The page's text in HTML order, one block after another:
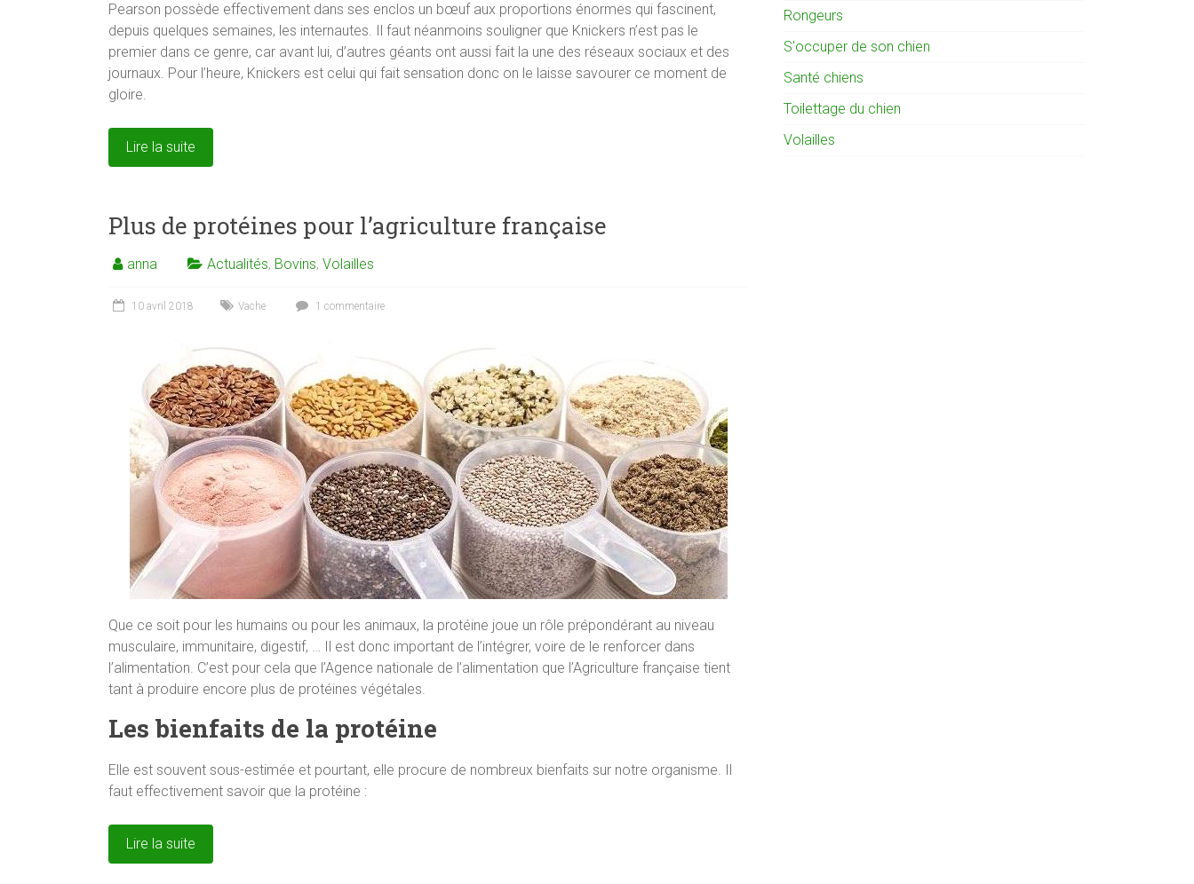
Pearson possède effectivement dans ses enclos un bœuf aux proportions énormes qui fascinent,
depuis quelques semaines, les internautes. Il faut néanmoins souligner que Knickers n’est pas le
premier dans ce genre, car avant lui, d’autres géants ont aussi fait la une des réseaux sociaux et des
journaux. Pour l’heure, Knickers est celui qui fait sensation donc on le laisse savourer ce moment de
gloire.
Lire la suite
Plus de protéines pour l’agriculture française
anna Actualités, Bovins, Volailles
10 avril 2018 Vache 1 commentaire
Que ce soit pour les humains ou pour les animaux, la protéine joue un rôle prépondérant au niveau
musculaire, immunitaire, digestif, … Il est donc important de l’intégrer, voire de le renforcer dans
l’alimentation. C’est pour cela que l’Agence nationale de l’alimentation que l’Agriculture française tient
tant à produire encore plus de protéines végétales.
Les bienfaits de la protéine
Elle est souvent sous-estimée et pourtant, elle procure de nombreux bienfaits sur notre organisme. Il
faut effectivement savoir que la protéine :
Lire la suite
Rongeurs
S'occuper de son chien
Santé chiens
Toilettage du chien
Volailles